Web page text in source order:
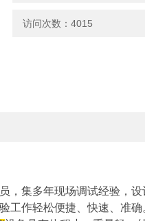
访问次数：4015
集多年现场调试经验，
工作轻松便捷、快速、准